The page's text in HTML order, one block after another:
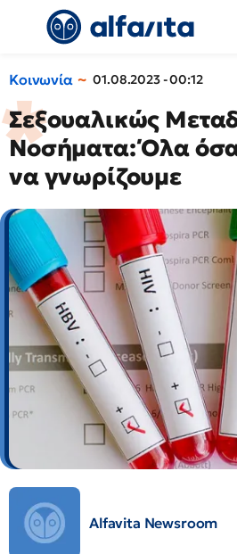
Κοινωνία 01.08.2023 - 00:12
Σεξουαλικώς
Νοσήματα: Όλα
να γνωρίζουμε
Alfavita Newsroom